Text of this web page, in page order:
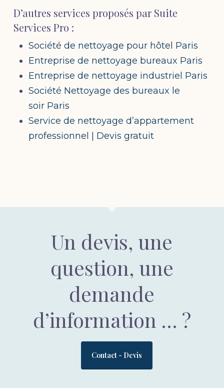
D’autres services proposés par Suite
Services Pro :
Société de nettoyage pour hôtel Paris
Entreprise de nettoyage bureaux Paris
Entreprise de nettoyage industriel Paris
Société Nettoyage des bureaux le
soir Paris
Service de nettoyage d’appartement
professionnel | Devis gratuit
Un devis, une
question, une
demande
d’information … ?
Contact - Devis